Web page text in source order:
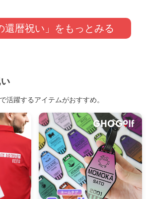
還暦祝い」をもっとみる
活躍するアイテムがおすすめ。